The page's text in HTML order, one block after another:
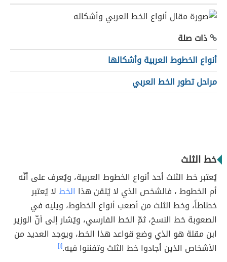
ذات صلة
أنواع الخطوط العربية وأشكالها
مراحل تطور الخط العربي
خط الثلث
يُعتبر خط الثلث أحد أنواع الخطوط العربية، ويُعرف على أنّه
أم الخطوط ، فالشخص الذي لا يُتقن هذا الخطلا يُعتبر
خطاطاً، وخط الثلث من أصعب أنواع الخطوط، ويليه في
الصعوبة خط النسخ، ثمّ الخط الفارسي، ويُشار إلى أنّ الوزير
ابن مقلة هو الذي وضع قواعد هذا الخط، ويوجد العديد من
الأشخاص الذين أجادوا خط الثلث وتفننوا فيه.[١]